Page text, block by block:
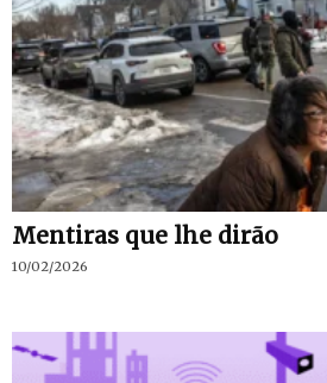
Mentiras que lhe dirão
10/02/2026